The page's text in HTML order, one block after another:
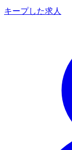
キープした求人